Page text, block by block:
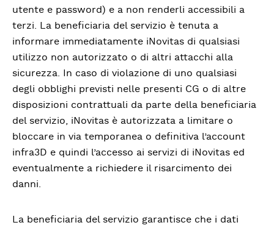
utente e password) e a non renderli accessibili a
terzi. La beneficiaria del servizio è tenuta a
informare immediatamente iNovitas di qualsiasi
utilizzo non autorizzato o di altri attacchi alla
sicurezza. In caso di violazione di uno qualsiasi
degli obblighi previsti nelle presenti CG o di altre
disposizioni contrattuali da parte della beneficiaria
del servizio, iNovitas è autorizzata a limitare o
bloccare in via temporanea o definitiva l’account
infra3D e quindi l’accesso ai servizi di iNovitas ed
eventualmente a richiedere il risarcimento dei
danni.
La beneficiaria del servizio garantisce che i dati